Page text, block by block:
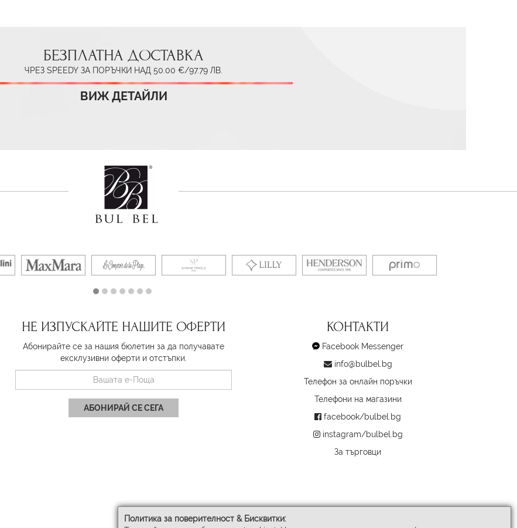
Политика за поверителност & Бисквитки:
БЕЗПЛАТНА ДОСТАВКА
ЧРЕЗ SPEEDY ЗА ПОРЪЧКИ НАД 50.00 €/97.79 ЛВ.
ВИЖ ДЕТАЙЛИ
НЕ ИЗПУСКАЙТЕ НАШИТЕ ОФЕРТИ
Абонирайте се за нашия бюлетин за да получавате
ексклузивни оферти и отстъпки.
АБОНИРАЙ СЕ СЕГА
КОНТАКТИ
Facebook Messenger
info@bulbel.bg
Телефон за онлайн поръчки
Телефони на магазини
facebook/bulbel.bg
instagram/bulbel.bg
За търговци